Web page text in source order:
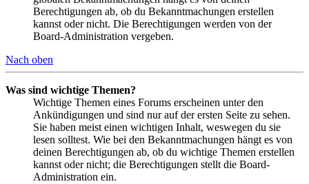
Berechtigungen ab, ob du Bekanntmachungen erstellen
kannst oder nicht. Die Berechtigungen werden von der
Board-Administration vergeben.
Nach oben
Was sind wichtige Themen?
Wichtige Themen eines Forums erscheinen unter den
Ankündigungen und sind nur auf der ersten Seite zu sehen.
Sie haben meist einen wichtigen Inhalt, weswegen du sie
lesen solltest. Wie bei den Bekanntmachungen hängt es von
deinen Berechtigungen ab, ob du wichtige Themen erstellen
kannst oder nicht; die Berechtigungen stellt die Board-
Administration ein.